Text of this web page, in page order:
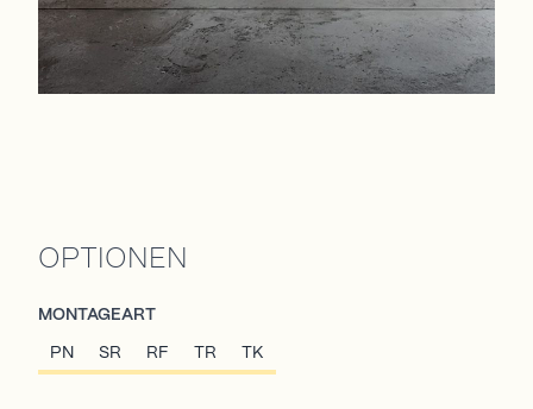
OPTIONEN
MONTAGEART
PN SR RF TR TK